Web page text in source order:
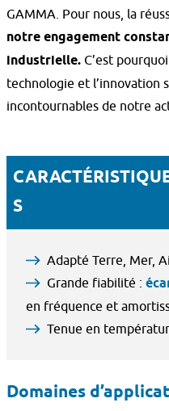
GAMMA. Pour nous, la
notre engagement
industrielle. C’est
technologie et l’innovation
incontournables de notre
S
Adapté Terre, Mer,
Grande fiabilité :
en fréquence et
Tenue en
Domaines